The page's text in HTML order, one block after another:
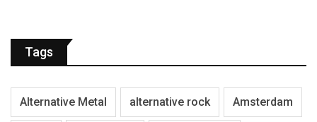
Tags
Alternative Metal alternative rock Amsterdam